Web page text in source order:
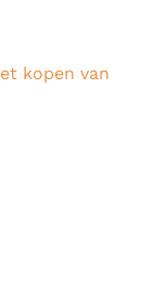
kopen van